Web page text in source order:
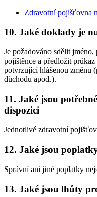
Zdravotní pojišťovna
10. Jaké doklady je
Je požadováno sdělit
pojištěnce a předložit
potvrzující hlášenou změnu
důchodu apod.).
11. Jaké jsou
dispozici
Jednotlivé zdravotní
12. Jaké jsou
Správní ani jiné poplatky
13. Jaké jsou lhůty